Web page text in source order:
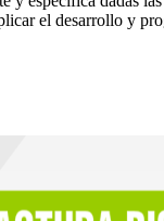
el desarrollo y